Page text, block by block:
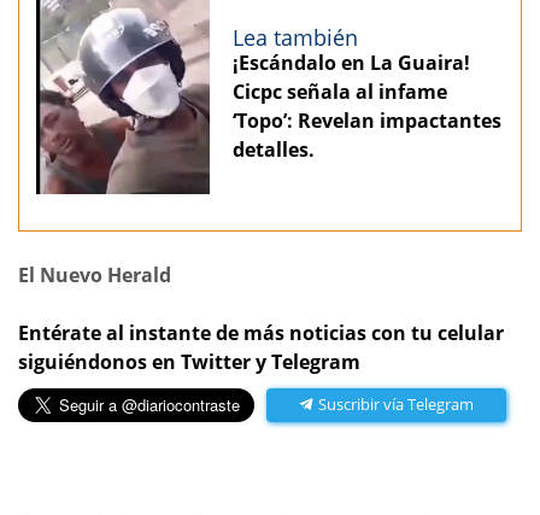
Lea también
¡Escándalo en La Guaira!
Cicpc señala al infame
‘Topo’: Revelan impactantes
detalles.
El Nuevo Herald
Entérate al instante de más noticias con tu celular
siguiéndonos en Twitter y Telegram
Suscribir vía Telegram